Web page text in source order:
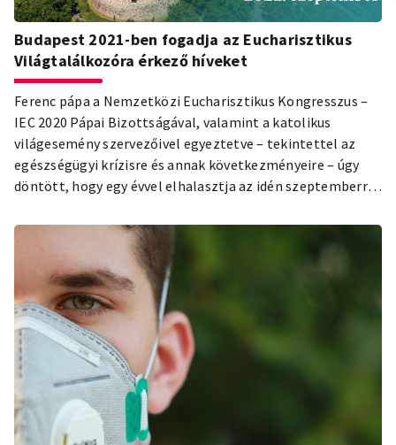
Budapest 2021-ben fogadja az Eucharisztikus
Világtalálkozóra érkező híveket
Ferenc pápa a Nemzetközi Eucharisztikus Kongresszus –
IEC 2020 Pápai Bizottságával, valamint a katolikus
világesemény szervezőivel egyeztetve – tekintettel az
egészségügyi krízisre és annak következményeire – úgy
döntött, hogy egy évvel elhalasztja az idén szeptemberre
Kongresszust (NEK). A hírt csütörtökön délután Erdő
Péter bíboros, Esztergom-budapesti érsek is
megerősítette.